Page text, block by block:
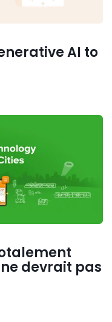
AI to
devrait pas